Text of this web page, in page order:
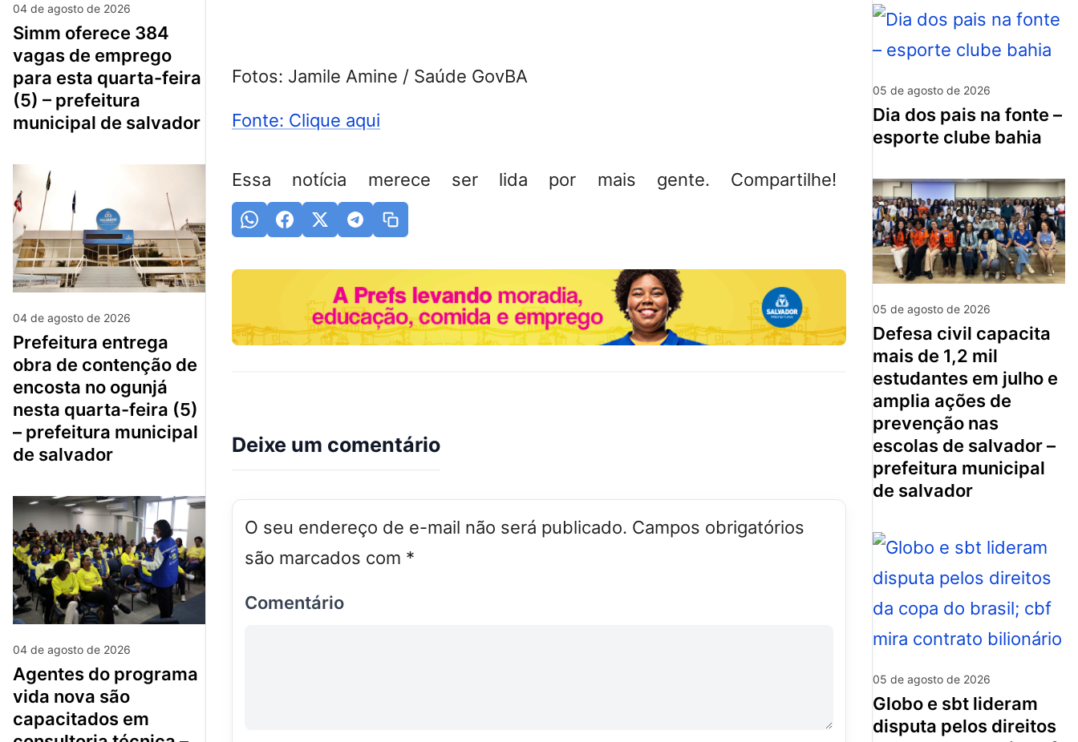
04 de agosto de 2026
simm oferece 384
vagas de emprego
para esta quarta-feira
(5) – prefeitura
municipal de salvador
04 de agosto de 2026
prefeitura entrega
obra de contenção de
encosta no ogunjá
nesta quarta-feira (5)
– prefeitura municipal
de salvador
04 de agosto de 2026
agentes do programa
vida nova são
capacitados em
Fotos: Jamile Amine / Saúde GovBA
Fonte: Clique aqui
Essa notícia merece ser lida por mais gente. Compartilhe!
Deixe um comentário
O seu endereço de e-mail não será publicado. Campos obrigatórios
são marcados com *
Comentário
05 de agosto de 2026
dia dos pais na fonte –
esporte clube bahia
05 de agosto de 2026
defesa civil capacita
mais de 1,2 mil
estudantes em julho e
amplia ações de
prevenção nas
escolas de salvador –
prefeitura municipal
de salvador
05 de agosto de 2026
globo e sbt lideram
disputa pelos direitos